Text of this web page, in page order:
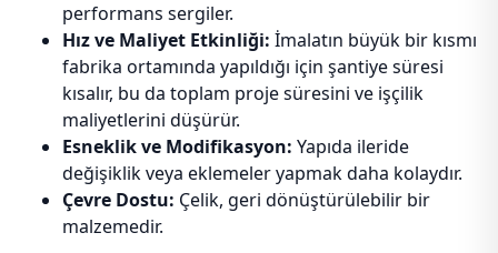
performans sergiler.
Hız ve Maliyet Etkinliği: İmalatın büyük bir kısmı
fabrika ortamında yapıldığı için şantiye süresi
kısalır, bu da toplam proje süresini ve işçilik
maliyetlerini düşürür.
Esneklik ve Modifikasyon: Yapıda ileride
değişiklik veya eklemeler yapmak daha kolaydır.
Çevre Dostu: Çelik, geri dönüştürülebilir bir
malzemedir.